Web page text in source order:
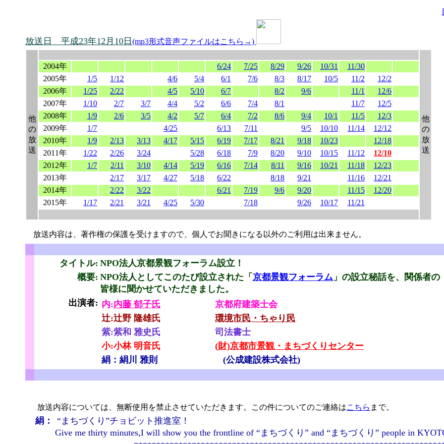
放送日 平成23年12月10日 (mp3形式音声ファイルはこちら→)
他
の
放
送
他
の
放
送
2004年 6/24 7/25 8/29 9/26 10/31
11/30
2005年
1/5 1/12 4/6 5/4 6/1 7/6 8/3 8/17 10/5 11/2
12/2
2006年
1/25 2/22 4/5 5/10 6/7 8/2 9/6 11/1
12/6
2007年
1/10 2/7 3/7 4/4 5/2 6/6 7/4 8/1 11/7
12/5
2008年
1/9 2/6 3/5 4/2 5/7 6/4 7/2 8/6 9/4 10/1 11/5
12/3
2009年
1/7 4/25 6/13 7/11 9/5 10/10 11/14
12/12
2010年
1/9 2/13 3/13 4/17 5/15 6/19 7/17 8/21 9/18 10/23
12/18
2011年
1/22 2/26 3/24 5/28 6/18 7/9 8/20 9/10 10/15 11/12
12/10
2012年
1/7 2/11 3/10 4/14 5/19 6/16 7/14 8/11 9/16 10/21 11/18
12/23
2013年
2/17 3/17 4/27 5/18 6/22 8/18 9/21 11/16
12/21
2014年
2/22 3/22 6/21 7/19 9/6 9/20 11/15
12/20
2015年
1/17 2/21 3/21 4/25 5/30 7/18 9/26 10/17 11/21
放送内容は、著作権の保護を受けますので、個人でお聞きになる以外のご利用は出来ません。
タイトル: NPO法人京都景観フォーラム設立！
概要: NPO法人としてこのたび設立された「 京都景観フォーラム 」の設立秘話を、関係者の
皆様に聞かせていただきました。
出演者: 内:内藤 郁子氏
京都府建築士会
辻:辻野 隆雄氏
環境市民・ちゃり民
紫:紫和 雅史氏
司法書士
小:小林 明音氏
(財)京都市景観・まちづくりセンター
絹：絹川 雅則
(公成建設株式会社)
放送内容については、無断使用を禁止させていただきます。この件についてのご連絡はこちら まで。
絹：
“まちづくり”チョビット推進室！
Give me thirty minutes,I will show you the frontline of “まちづくり” and “まちづくり” people in